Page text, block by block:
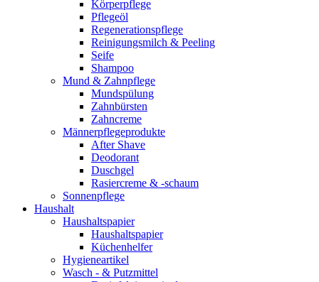
Körperpflege
Pflegeöl
Regenerationspflege
Reinigungsmilch & Peeling
Seife
Shampoo
Mund & Zahnpflege
Mundspülung
Zahnbürsten
Zahncreme
Männerpflegeprodukte
After Shave
Deodorant
Duschgel
Rasiercreme & -schaum
Sonnenpflege
Haushalt
Haushaltspapier
Haushaltspapier
Küchenhelfer
Hygieneartikel
Wasch - & Putzmittel